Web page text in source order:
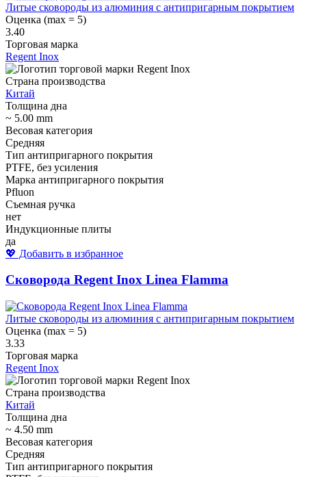
Литые сковороды из алюминия с антипригарным покрытием
Оценка (max = 5)
3.40
Торговая марка
Regent Inox
Страна производства
Китай
Толщина дна
~ 5.00 mm
Весовая категория
Средняя
Тип антипригарного покрытия
PTFE, без усиления
Марка антипригарного покрытия
Pfluon
Съемная ручка
нет
Индукционные плиты
да
💖 Добавить в избранное
Сковорода Regent Inox Linea Flamma
Литые сковороды из алюминия с антипригарным покрытием
Оценка (max = 5)
3.33
Торговая марка
Regent Inox
Страна производства
Китай
Толщина дна
~ 4.50 mm
Весовая категория
Средняя
Тип антипригарного покрытия